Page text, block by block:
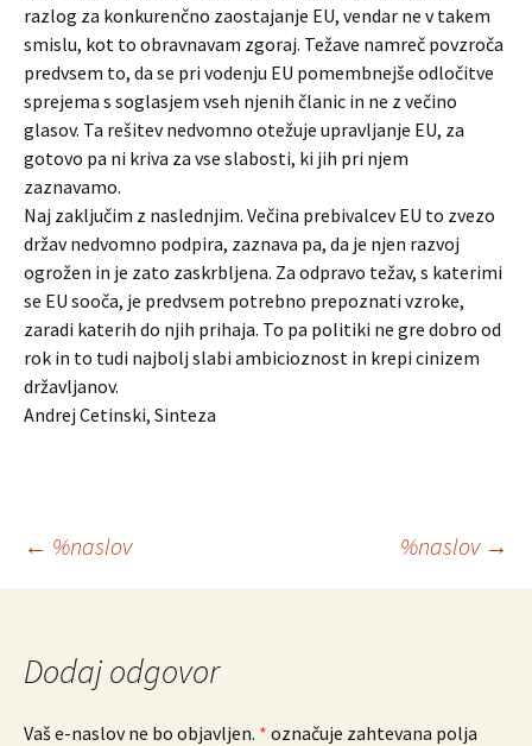
razlog za konkurenčno zaostajanje EU, vendar ne v takem
smislu, kot to obravnavam zgoraj. Težave namreč povzroča
predvsem to, da se pri vodenju EU pomembnejše odločitve
sprejema s soglasjem vseh njenih članic in ne z večino
glasov. Ta rešitev nedvomno otežuje upravljanje EU, za
gotovo pa ni kriva za vse slabosti, ki jih pri njem
zaznavamo.
Naj zaključim z naslednjim. Večina prebivalcev EU to zvezo
držav nedvomno podpira, zaznava pa, da je njen razvoj
ogrožen in je zato zaskrbljena. Za odpravo težav, s katerimi
se EU sooča, je predvsem potrebno prepoznati vzroke,
zaradi katerih do njih prihaja. To pa politiki ne gre dobro od
rok in to tudi najbolj slabi ambicioznost in krepi cinizem
državljanov.
Andrej Cetinski, Sinteza
Krmarjenje
po
prispevkih
← %naslov %naslov →
Dodaj odgovor
Vaš e-naslov ne bo objavljen. * označuje zahtevana polja